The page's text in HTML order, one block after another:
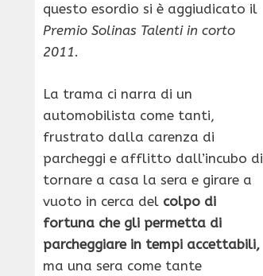
questo esordio si è aggiudicato il
Premio Solinas Talenti in corto
2011.
La trama ci narra di un
automobilista come tanti,
frustrato dalla carenza di
parcheggi e afflitto dall’incubo di
tornare a casa la sera e girare a
vuoto in cerca del colpo di
fortuna che gli permetta di
parcheggiare in tempi accettabili,
ma una sera come tante